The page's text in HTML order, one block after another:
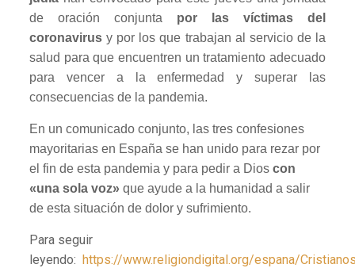
de oración conjunta por las víctimas del
coronavirusy por los que trabajan al servicio de la
salud para que encuentren un tratamiento adecuado
para vencer a la enfermedad y superar las
consecuencias de la pandemia.
En un comunicado conjunto, las tres confesiones
mayoritarias en España se han unido para rezar por
el fin de esta pandemia y para pedir a Dioscon
«una sola voz»que ayude a la humanidad a salir
de esta situación de dolor y sufrimiento.
Para seguir
leyendo: https://www.religiondigital.org/espana/